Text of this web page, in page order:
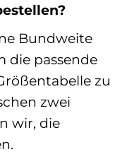
Bundweite
die passende
zu
zwei
wir, die